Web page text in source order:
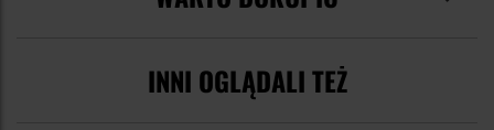
INNI OGLĄDALI TEŻ